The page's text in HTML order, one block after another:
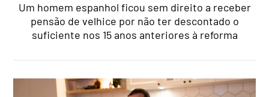
Um homem espanhol ficou sem direito a receber
pensão de velhice por não ter descontado o
suficiente nos 15 anos anteriores à reforma